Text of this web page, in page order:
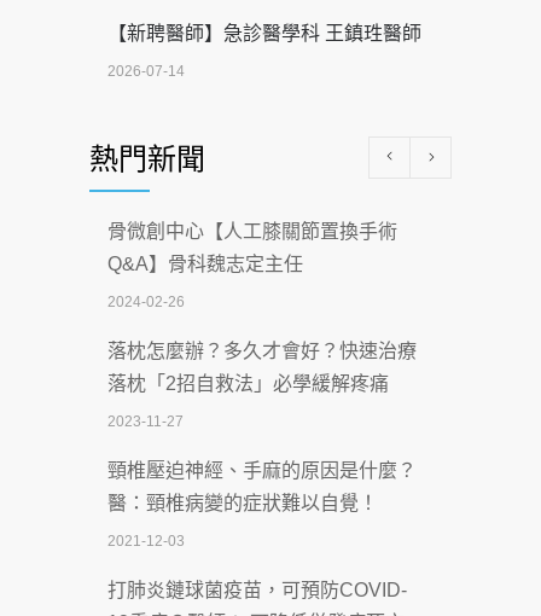
【新聘醫師】急診醫學科 王鎮珄醫師
2026-07-14
科能量
2026-07-08
沒菸酒也瀕臨洗腎？65歲男靠「這習
慣」逆轉腎功能 醫揭3招救命
2026-07-08
體溫飆破41度！醫連收兩例中暑病例：
致死率達8成
2026-07-07
深耕萬華55年 西園醫院回顧發展歷程與
智慧 醫療布局
2026-07-06
【115年臺北市「防癌保衛戰：健康好禮
熱門新聞
骨微創中心【人工膝關節置換手術
Q&A】骨科魏志定主任
2024-02-26
落枕怎麼辦？多久才會好？快速治療
落枕「2招自救法」必學緩解疼痛
2023-11-27
頸椎壓迫神經、手麻的原因是什麼？
醫：頸椎病變的症狀難以自覺！
2021-12-03
打肺炎鏈球菌疫苗，可預防COVID-